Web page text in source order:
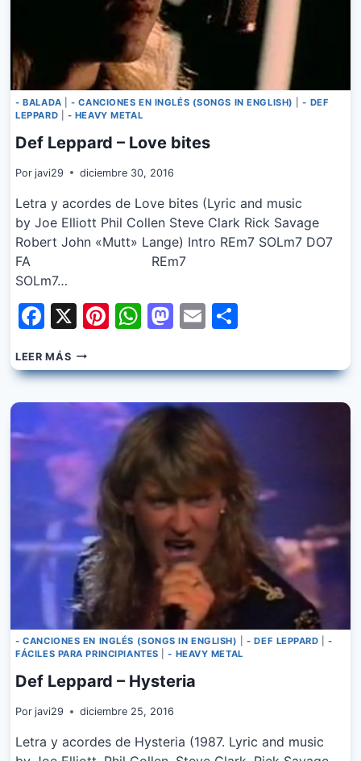
- BALADA |- CANCIONES EN INGLÉS (SONGS IN ENGLISH) |- DEF
LEPPARD
- HEAVY METAL
Def Leppard – Love bites
Por javi29 diciembre 30, 2016
Letra y acordes de Love bites (Lyric and music
by Joe Elliott Phil Collen Steve Clark Rick Savage
Robert John «Mutt» Lange) Intro REm7 SOLm7 DO7
FA REm7
SOLm7…
Facebook
X Pinterest
WhatsApp
Mastodon
Email
LEER MÁSDEF
LEPPARD
–
- CANCIONES EN INGLÉS (SONGS IN ENGLISH) |- DEF LEPPARD |-
FÁCILES PARA PRINCIPIANTES |- HEAVY METAL
Def Leppard – Hysteria
Por javi29 diciembre 25, 2016
Letra y acordes de Hysteria (1987. Lyric and music